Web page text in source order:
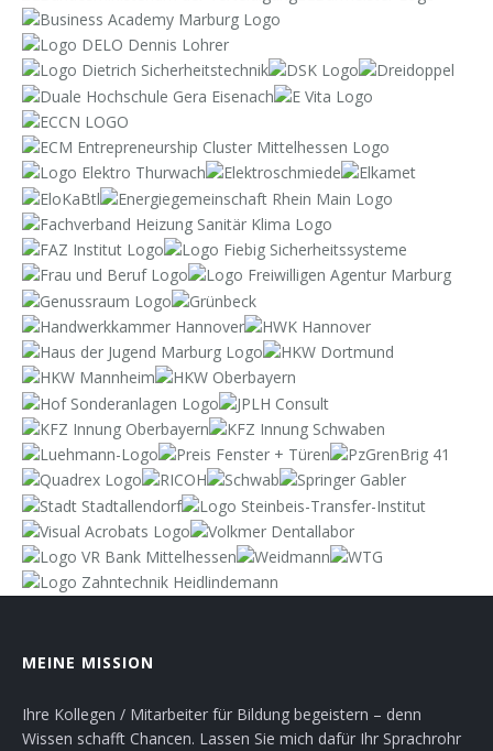
MEINE MISSION
Ihre Kollegen / Mitarbeiter für Bildung begeistern – denn
Wissen schafft Chancen. Lassen Sie mich dafür Ihr Sprachrohr